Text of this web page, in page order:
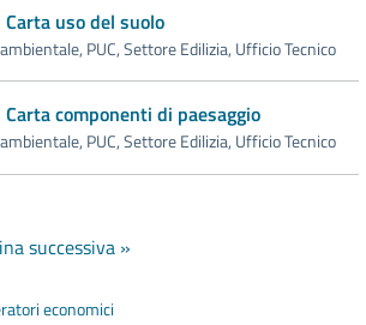
uso del suolo
PUC, Settore Edilizia, Ufficio Tecnico
componenti di paesaggio
PUC, Settore Edilizia, Ufficio Tecnico
successiva »
economici